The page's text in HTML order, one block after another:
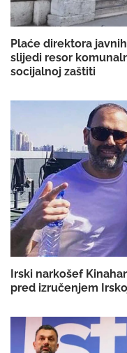
Plaće direktora
slijedi resor
socijalnoj zaštiti
Irski narkošef
pred izručenjem